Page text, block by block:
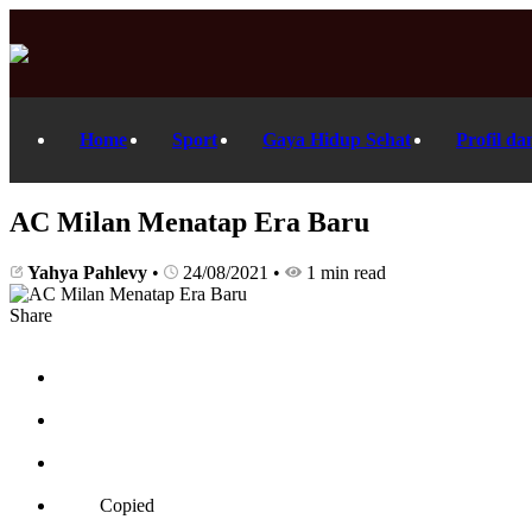
Home Sport Gaya Hidup Sehat Profil
AC Milan Menatap Era Baru
Yahya Pahlevy • 24/08/2021 • 1 min read
Share
Copied